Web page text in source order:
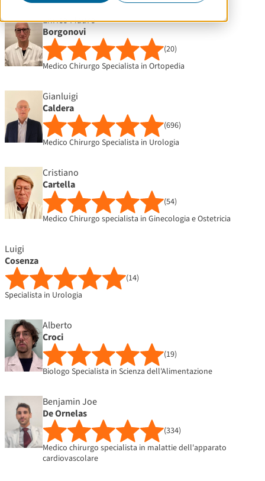
Enrico Mauro
Borgonovi
(20)
Medico Chirurgo Specialista in Ortopedia
Gianluigi
Caldera
(696)
Medico Chirurgo Specialista in Urologia
Cristiano
Cartella
(54)
Medico Chirurgo specialista in Ginecologia e Ostetricia
Luigi
Cosenza
(14)
Specialista in Urologia
Alberto
Croci
(19)
Biologo Specialista in Scienza dell'Alimentazione
Benjamin Joe
De Ornelas
(334)
Medico chirurgo specialista in malattie dell'apparato
cardiovascolare